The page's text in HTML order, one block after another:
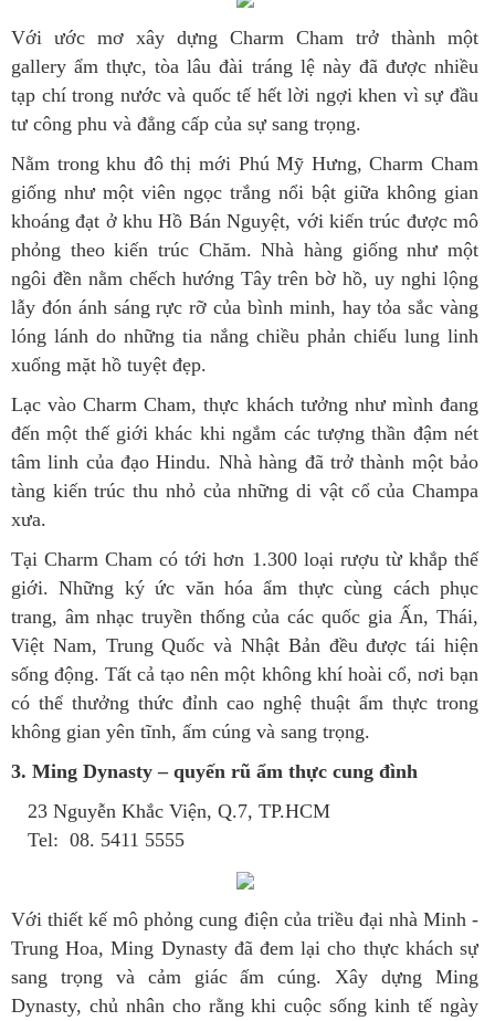
Với ước mơ xây dựng Charm Cham trở thành một
gallery ẩm thực, tòa lâu đài tráng lệ này đã được nhiều
tạp chí trong nước và quốc tế hết lời ngợi khen vì sự đầu
tư công phu và đẳng cấp của sự sang trọng.
Nằm trong khu đô thị mới Phú Mỹ Hưng, Charm Cham
giống như một viên ngọc trắng nổi bật giữa không gian
khoáng đạt ở khu Hồ Bán Nguyệt, với kiến trúc được mô
phỏng theo kiến trúc Chăm. Nhà hàng giống như một
ngôi đền nằm chếch hướng Tây trên bờ hồ, uy nghi lộng
lẫy đón ánh sáng rực rỡ của bình minh, hay tỏa sắc vàng
lóng lánh do những tia nắng chiều phản chiếu lung linh
xuống mặt hồ tuyệt đẹp.
Lạc vào Charm Cham, thực khách tưởng như mình đang
đến một thế giới khác khi ngắm các tượng thần đậm nét
tâm linh của đạo Hindu. Nhà hàng đã trở thành một bảo
tàng kiến trúc thu nhỏ của những di vật cổ của Champa
xưa.
Tại Charm Cham có tới hơn 1.300 loại rượu từ khắp thế
giới. Những ký ức văn hóa ẩm thực cùng cách phục
trang, âm nhạc truyền thống của các quốc gia Ấn, Thái,
Việt Nam, Trung Quốc và Nhật Bản đều được tái hiện
sống động. Tất cả tạo nên một không khí hoài cổ, nơi bạn
có thể thưởng thức đỉnh cao nghệ thuật ẩm thực trong
không gian yên tĩnh, ấm cúng và sang trọng.
3. Ming Dynasty – quyến rũ ẩm thực cung đình
23 Nguyễn Khắc Viện, Q.7, TP.HCM
Tel: 08. 5411 5555
Với thiết kế mô phỏng cung điện của triều đại nhà Minh -
Trung Hoa, Ming Dynasty đã đem lại cho thực khách sự
sang trọng và cảm giác ấm cúng. Xây dựng Ming
Dynasty, chủ nhân cho rằng khi cuộc sống kinh tế ngày